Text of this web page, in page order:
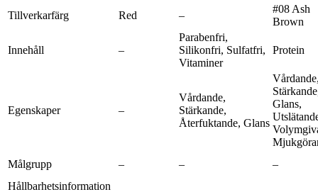
Tillverkarfärg
Red –
#08 Ash
Brown
Innehåll –
Parabenfri,
Silikonfri, Sulfatfri,
Vitaminer
Protein
Egenskaper –
Vårdande,
Stärkande,
Återfuktande, Glans
Glans,
Målgrupp
– –
–
Hållbarhetsinformation